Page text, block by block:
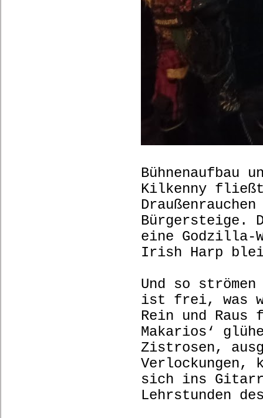
Bühnenaufbau
Kilkenny
eine Godzilla-
Irish Harp
Und so
ist frei, was
Rein und
Makarios‘
Zistrosen,
Verlockungen,
sich ins
Lehrstunden